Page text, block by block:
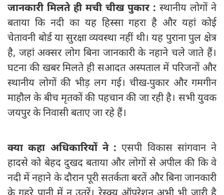
जानकारी मिलते ही मची चीख पुकार : स्थानीय लोगों ने
बताया कि नदी का यह हिस्सा गहरा है और यहां कोई
चेतावनी बोर्ड या सुरक्षा व्यवस्था नहीं थी। यह पुराना पुल क्षेत्र
है, जहां अक्सर लोग बिना जानकारी के नहाने चले जाते हैं।
घटना की खबर मिलते ही सआदत अस्पताल में परिजनों और
स्थानीय लोगों की भीड़ लग गई। चीख-पुकार और गमगीन
माहौल के बीच मृतकों की पहचान की जा रही है। सभी युवक
जयपुर के निवासी बताए जा रहे हैं।
क्‍या कहा अधिकारियों ने :एसपी विकास सांगवान ने
हादसे को बेहद दुखद बताया और लोगों से अपील की कि वे
नदी में नहाने के दौरान पूरी सतर्कता बरतें और बिना जानकारी